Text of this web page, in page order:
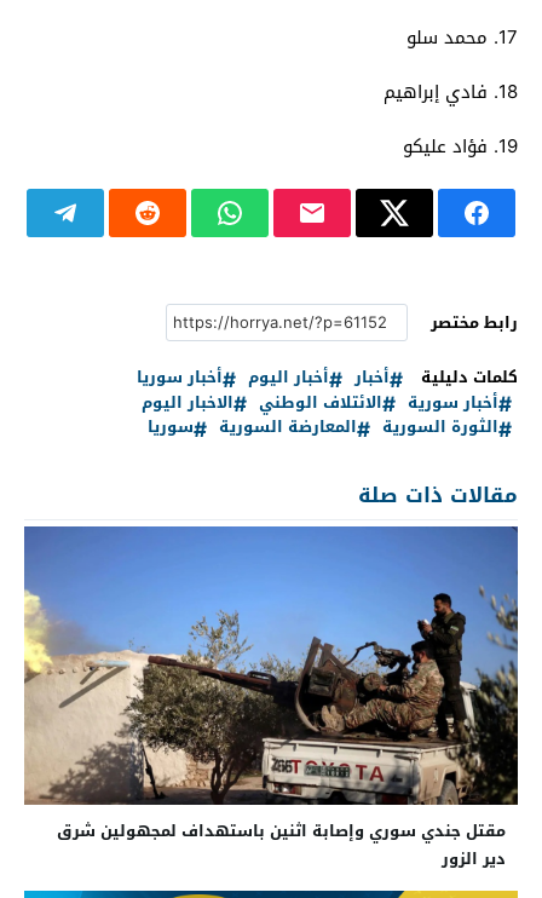
17. محمد سلو
18. فادي إبراهيم
19. فؤاد عليكو
رابط مختصر
كلمات دليلية
أخبار أخبار اليوم
أخبار سوريا
أخبار سورية
الائتلاف الوطني
الاخبار اليوم
الثورة السورية
المعارضة السورية سوريا
مقالات ذات صلة
مقتل جندي سوري وإصابة اثنين باستهداف لمجهولين شرق
دير الزور